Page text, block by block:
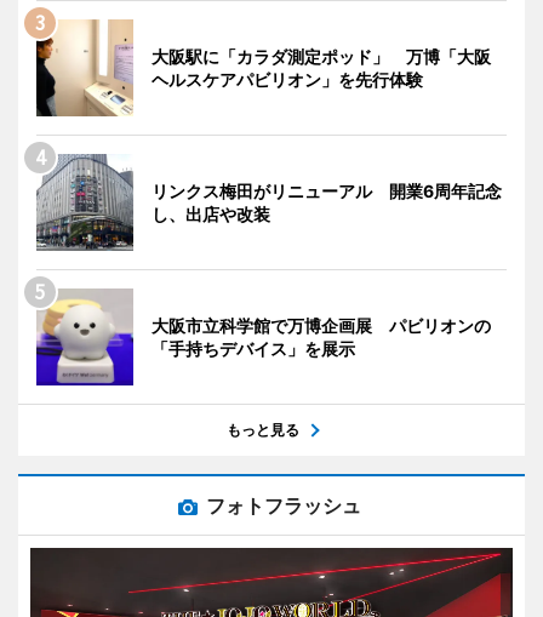
大阪駅に「カラダ測定ポッド」 万博「大阪
ヘルスケアパビリオン」を先行体験
リンクス梅田がリニューアル 開業6周年記念
し、出店や改装
大阪市立科学館で万博企画展 パビリオンの
「手持ちデバイス」を展示
もっと見る
フォトフラッシュ